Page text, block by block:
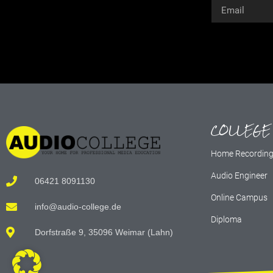
06421 8091130
info@audio-college.de
Dorfstraße 9, 35096 Weimar (Lahn)
COLLEGE
Home Recording
Audio Engineer
Online Campus
Diploma